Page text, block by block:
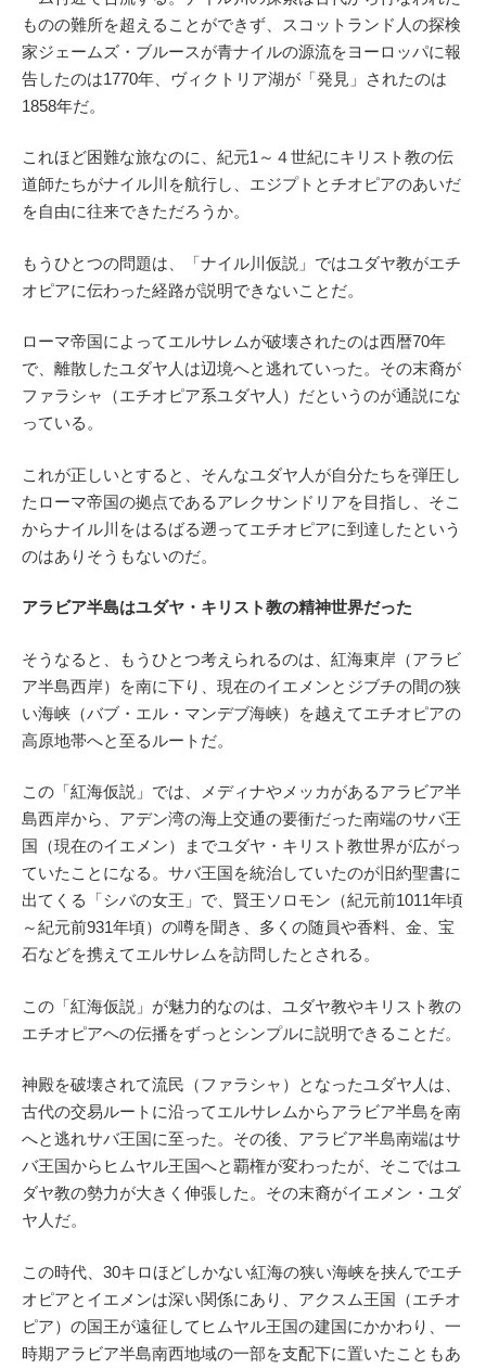
ものの難所を超えることができず、スコットランド人の探検
家ジェームズ・ブルースが青ナイルの源流をヨーロッパに報
告したのは1770年、ヴィクトリア湖が「発見」されたのは
1858年だ。
これほど困難な旅なのに、紀元1～４世紀にキリスト教の伝
道師たちがナイル川を航行し、エジプトとチオピアのあいだ
を自由に往来できただろうか。
もうひとつの問題は、「ナイル川仮説」ではユダヤ教がエチ
オピアに伝わった経路が説明できないことだ。
ローマ帝国によってエルサレムが破壊されたのは西暦70年
で、離散したユダヤ人は辺境へと逃れていった。その末裔が
ファラシャ（エチオピア系ユダヤ人）だというのが通説にな
っている。
これが正しいとすると、そんなユダヤ人が自分たちを弾圧し
たローマ帝国の拠点であるアレクサンドリアを目指し、そこ
からナイル川をはるばる遡ってエチオピアに到達したという
のはありそうもないのだ。
アラビア半島はユダヤ・キリスト教の精神世界だった
そうなると、もうひとつ考えられるのは、紅海東岸（アラビ
ア半島西岸）を南に下り、現在のイエメンとジブチの間の狭
い海峡（バブ・エル・マンデブ海峡）を越えてエチオピアの
高原地帯へと至るルートだ。
この「紅海仮説」では、メディナやメッカがあるアラビア半
島西岸から、アデン湾の海上交通の要衝だった南端のサバ王
国（現在のイエメン）までユダヤ・キリスト教世界が広がっ
ていたことになる。サバ王国を統治していたのが旧約聖書に
出てくる「シバの女王」で、賢王ソロモン（紀元前1011年頃
～紀元前931年頃）の噂を聞き、多くの随員や香料、金、宝
石などを携えてエルサレムを訪問したとされる。
この「紅海仮説」が魅力的なのは、ユダヤ教やキリスト教の
エチオピアへの伝播をずっとシンプルに説明できることだ。
神殿を破壊されて流民（ファラシャ）となったユダヤ人は、
古代の交易ルートに沿ってエルサレムからアラビア半島を南
へと逃れサバ王国に至った。その後、アラビア半島南端はサ
バ王国からヒムヤル王国へと覇権が変わったが、そこではユ
ダヤ教の勢力が大きく伸張した。その末裔がイエメン・ユダ
ヤ人だ。
この時代、30キロほどしかない紅海の狭い海峡を挟んでエチ
オピアとイエメンは深い関係にあり、アクスム王国（エチオ
ピア）の国王が遠征してヒムヤル王国の建国にかかわり、一
時期アラビア半島南西地域の一部を支配下に置いたこともあ